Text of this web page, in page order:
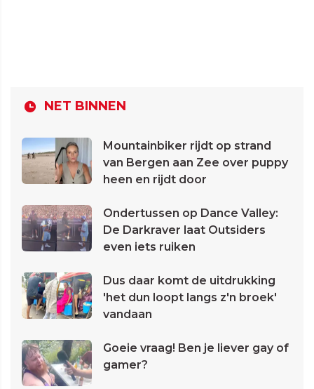
NET BINNEN
Mountainbiker rijdt op strand
van Bergen aan Zee over puppy
heen en rijdt door
Ondertussen op Dance Valley:
De Darkraver laat Outsiders
even iets ruiken
Dus daar komt de uitdrukking
'het dun loopt langs z'n broek'
vandaan
Goeie vraag! Ben je liever gay of
gamer?